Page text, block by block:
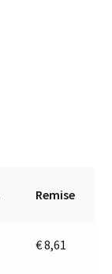
Remise
€8,61